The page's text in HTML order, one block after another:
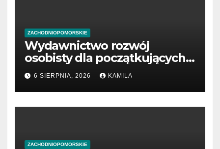
ZACHODNIOPOMORSKIE
Wydawnictwo rozwój
osobisty dla początkujących
przedsiębiorców
6 SIERPNIA, 2026 KAMILA
ZACHODNIOPOMORSKIE